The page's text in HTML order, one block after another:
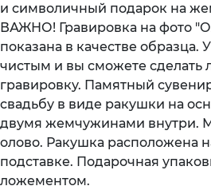
и символичный подарок на
ВАЖНО! Гравировка на фото
показана в качестве образца.
чистым и вы сможете сделать
гравировку. Памятный
свадьбу в виде ракушки на
двумя жемчужинами внутри.
олово. Ракушка расположена
подставке. Подарочная
ложементом.